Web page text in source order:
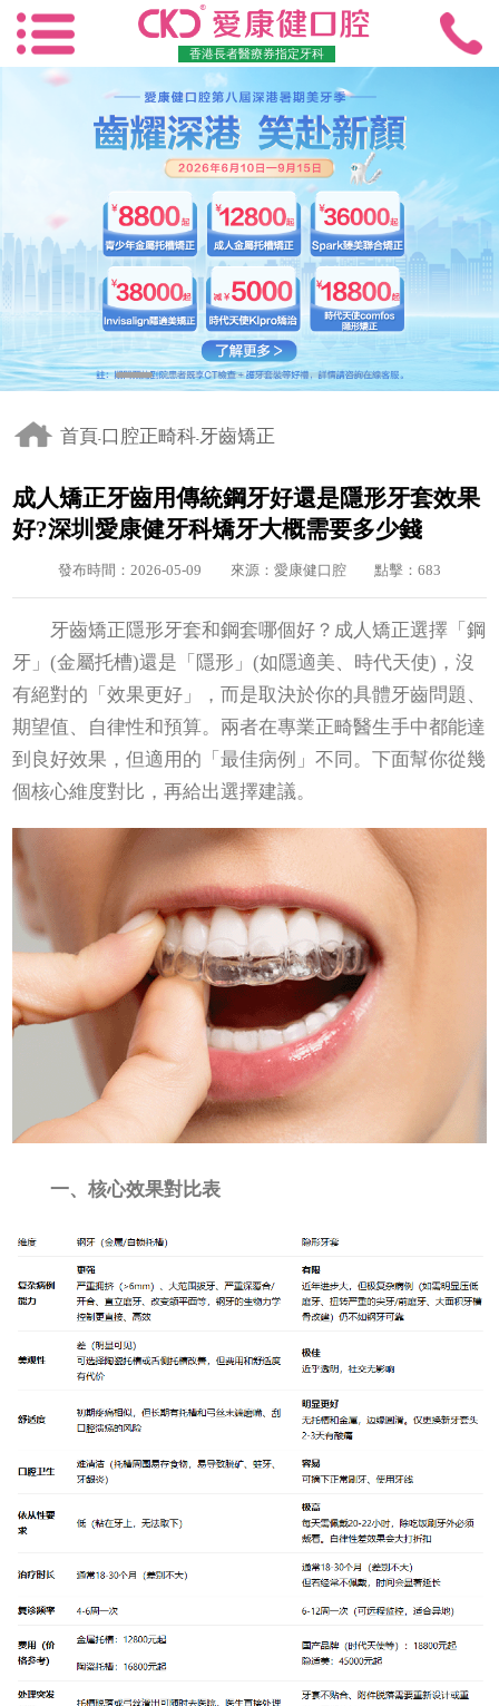
香港長者醫療券指定牙科
首頁-口腔正畸科- 牙齒矯正
成人矯正牙齒用傳統鋼牙好還是隱形牙套效果
好?深圳愛康健牙科矯牙大概需要多少錢
發布時間：2026-05-09 來源：愛康健口腔 點擊：683
牙齒矯正隱形牙套和鋼套哪個好？成人矯正選擇「鋼
牙」(金屬托槽)還是「隱形」(如隱適美、時代天使)，沒
有絕對的「效果更好」，而是取決於你的具體牙齒問題、
期望值、自律性和預算。兩者在專業正畸醫生手中都能達
到良好效果，但適用的「最佳病例」不同。下面幫你從幾
個核心維度對比，再給出選擇建議。
一、核心效果對比表